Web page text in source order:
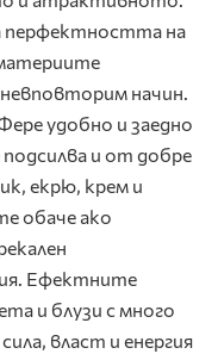
перфектността на
начин.
удобно и заедно
и от добре
екрю, крем и
обаче ако
Ефектните
и блузи с много
власт и енергия